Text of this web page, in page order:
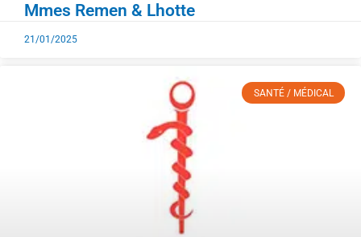
Mmes Remen & Lhotte
21/01/2025
SANTÉ / MÉDICAL